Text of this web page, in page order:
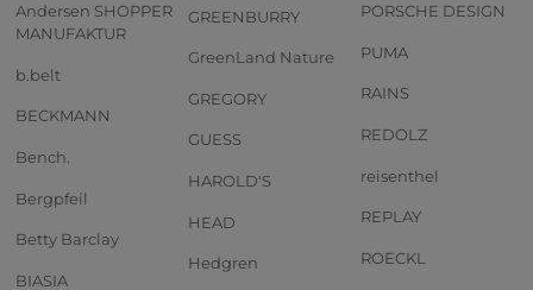
Andersen SHOPPER
MANUFAKTUR
b.belt
BECKMANN
Bench.
Bergpfeil
Betty Barclay
BIASIA
GREENBURRY
GreenLand Nature
GREGORY
GUESS
HAROLD'S
HEAD
Hedgren
PORSCHE DESIGN
PUMA
RAINS
REDOLZ
reisenthel
REPLAY
ROECKL